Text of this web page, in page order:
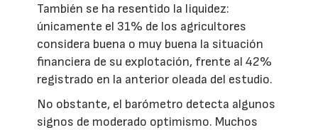
También se ha resentido la liquidez:
únicamente el 31% de los agricultores
considera buena o muy buena la situación
financiera de su explotación, frente al 42%
registrado en la anterior oleada del estudio.
No obstante, el barómetro detecta algunos
signos de moderado optimismo. Muchos